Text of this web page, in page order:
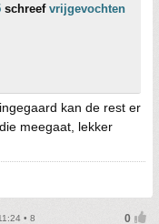
schreef vrijgevochten
kan de rest er
meegaat, lekker
• 8